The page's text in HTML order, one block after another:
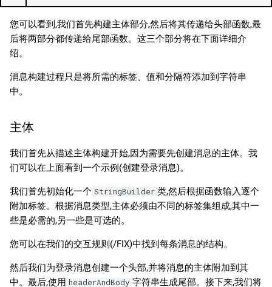
您可以看到,我们首先构建主体部分,然后将其传递给头部函数,最
后将两部分都传递给尾部函数。这三个部分将在下面详细介
绍。
消息构建过程只是将所需的标签、值和分隔符添加到字符串
中。
主体
我们首先从描述主体构建开始,因为需要先创建消息的主体。我
们可以在上面看到一个示例(创建登录消息)。
我们首先初始化一个 StringBuilder 类,然后根据函数输入逐个
附加标签。根据消息类型,主体必须由不同的标签集组成,其中一
些是必需的,另一些是可选的。
您可以在我们的交互规则(/FIX)中找到每条消息的结构。
然后我们为登录消息创建一个头部,并将消息的主体附加到其
中。最后,使用 headerAndBody 字符串生成尾部。接下来,我们将